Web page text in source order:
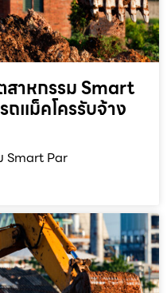
สาหกรรม Smart
ถแม็คโครรับจ้าง
Smart Par